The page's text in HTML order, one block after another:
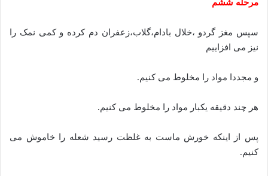
مرحله ششم
سپس مغز گردو ،خلال بادام،گلاب،زعفران دم کرده و کمی نمک را
نیز می افزاییم
و مجددا مواد را مخلوط می کنیم.
هر چند دقیقه یکبار مواد را مخلوط می کنیم.
پس از اینکه خورش ماست به غلظت رسید شعله را خاموش می
کنیم.